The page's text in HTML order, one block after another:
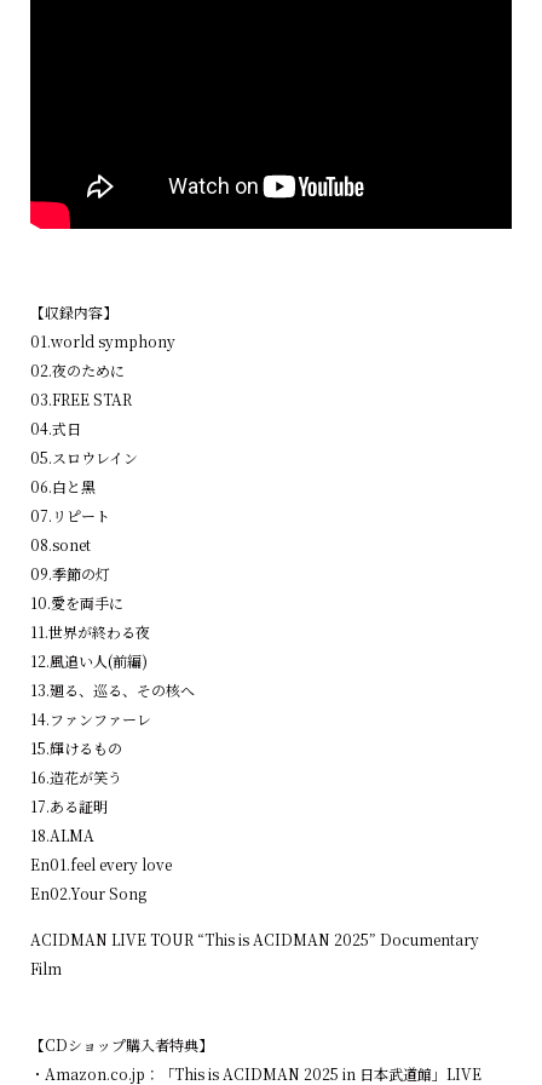
【収録内容】
01.world symphony
02.夜のために
03.FREE STAR
04.式⽇
05.スロウレイン
06.⽩と⿊
07.リピート
08.sonet
09.季節の灯
10.愛を両⼿に
11.世界が終わる夜
12.⾵追い⼈(前編)
13.廻る、巡る、その核へ
14.ファンファーレ
15.輝けるもの
16.造花が笑う
17.ある証明
18.ALMA
En01.feel every love
En02.Your Song
ACIDMAN LIVE TOUR “This is ACIDMAN 2025” Documentary
Film
【CDショップ購入者特典】
・Amazon.co.jp：「This is ACIDMAN 2025 in 日本武道館」LIVE